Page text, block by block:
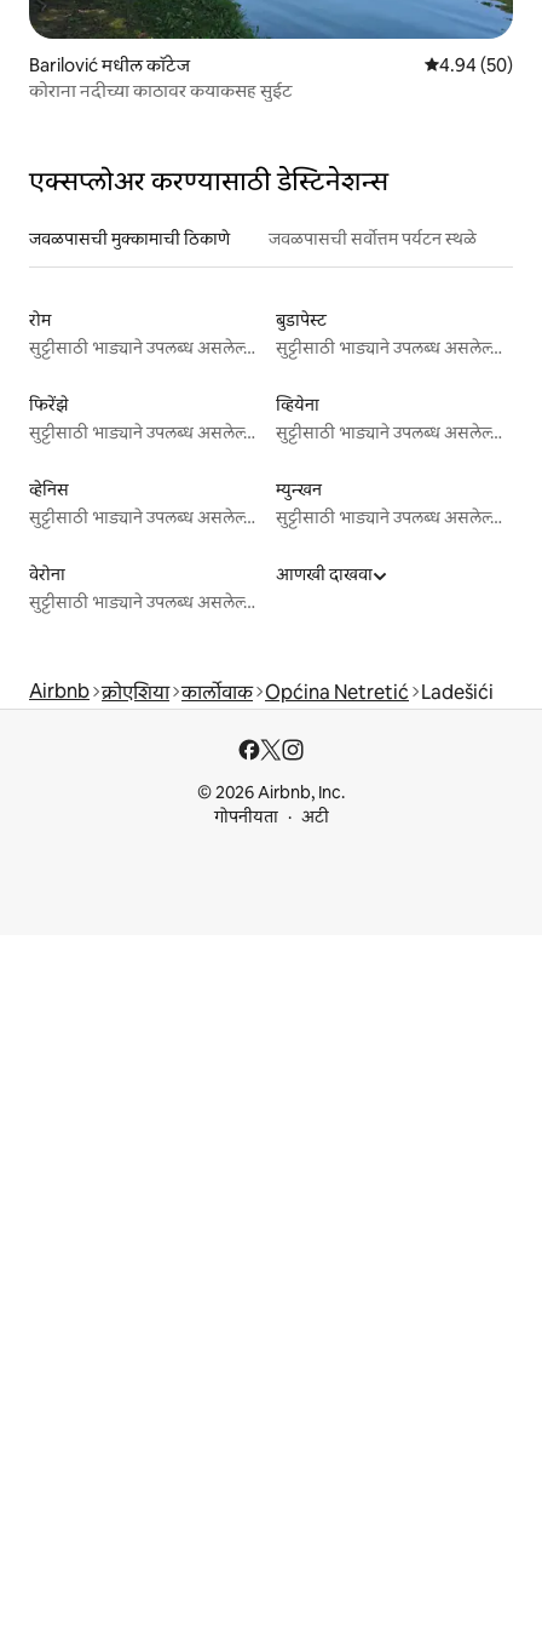
Barilović मधील कॉटेज 5 पैकी 4.94
4.94 (50)
कोराना नदीच्या काठावर कयाकसह सुईट
एक्सप्लोअर करण्यासाठी डेस्टिनेशन्स
जवळपासची मुक्कामाची ठिकाणे जवळपासची सर्वोत्तम पर्यटन स्थळे
रोम
सुट्टीसाठी भाड्याने उपलब्ध असलेल्या जागा
बुडापेस्ट
सुट्टीसाठी भाड्याने उपलब्ध असलेल्या जागा
फिरेंझे
सुट्टीसाठी भाड्याने उपलब्ध असलेल्या जागा
व्हियेना
सुट्टीसाठी भाड्याने उपलब्ध असलेल्या जागा
व्हेनिस
सुट्टीसाठी भाड्याने उपलब्ध असलेल्या जागा
म्युन्खन
सुट्टीसाठी भाड्याने उपलब्ध असलेल्या जागा
वेरोना
सुट्टीसाठी भाड्याने उपलब्ध असलेल्या जागा
आणखी दाखवा
Airbnb क्रोएशिया कार्लोवाक Općina Netretić Ladešići
© 2026 Airbnb, Inc.
गोपनीयता
अटी